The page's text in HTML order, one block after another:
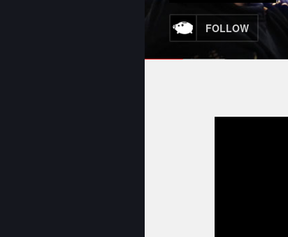
FOLLOW